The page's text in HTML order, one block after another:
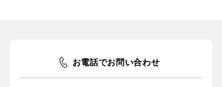
お電話でお問い合わせ